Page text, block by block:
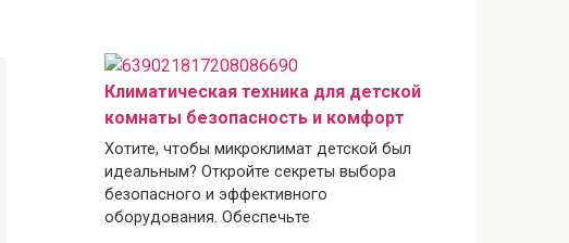
Климатическая техника для детской
комнаты безопасность и комфорт
Хотите, чтобы микроклимат детской был
идеальным? Откройте секреты выбора
безопасного и эффективного
оборудования. Обеспечьте